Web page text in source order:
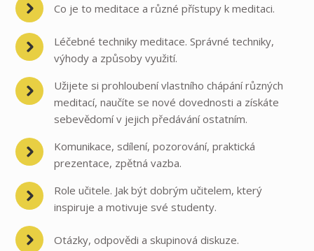
Co je to meditace a různé přístupy k meditaci.
Léčebné techniky meditace. Správné techniky,
výhody a způsoby využití.
Užijete si prohloubení vlastního chápání různých
meditací, naučíte se nové dovednosti a získáte
sebevědomí v jejich předávání ostatním.
Komunikace, sdílení, pozorování, praktická
prezentace, zpětná vazba.
Role učitele. Jak být dobrým učitelem, který
inspiruje a motivuje své studenty.
Otázky, odpovědi a skupinová diskuze.